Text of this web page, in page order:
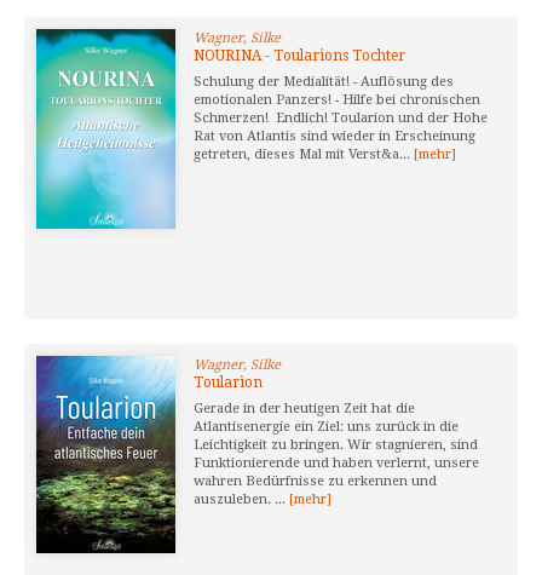
Wagner, Silke
NOURINA - Toularions Tochter
Schulung der Medialität! - Auflösung des
emotionalen Panzers! - Hilfe bei chronischen
Schmerzen! Endlich! Toularion und der Hohe
Rat von Atlantis sind wieder in Erscheinung
getreten, dieses Mal mit Verst&a... [mehr]
Wagner, Silke
Toularion
Gerade in der heutigen Zeit hat die
Atlantisenergie ein Ziel: uns zurück in die
Leichtigkeit zu bringen. Wir stagnieren, sind
Funktionierende und haben verlernt, unsere
wahren Bedürfnisse zu erkennen und
auszuleben. ... [mehr]